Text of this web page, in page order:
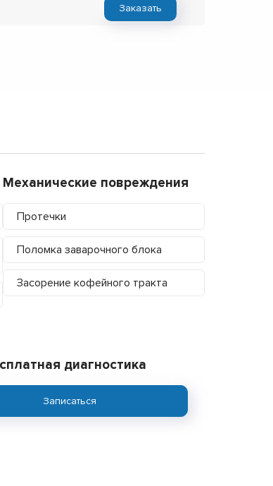
Заказать
Механические повреждения
Протечки
Поломка заварочного блока
Засорение кофейного тракта
диагностика
Записаться